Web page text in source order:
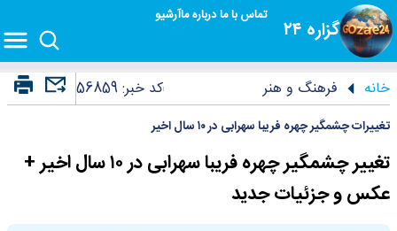
گزاره ۲۴
تماس با مادرباره ماآرشیو
خانه فرهنگ و هنر کد خبر:56859
تغییرات چشمگیر چهره فریبا سهرابی در ۱۰ سال اخیر
تغییر چشمگیر چهره فریبا سهرابی در ۱۰ سال اخیر +
عکس و جزئیات جدید